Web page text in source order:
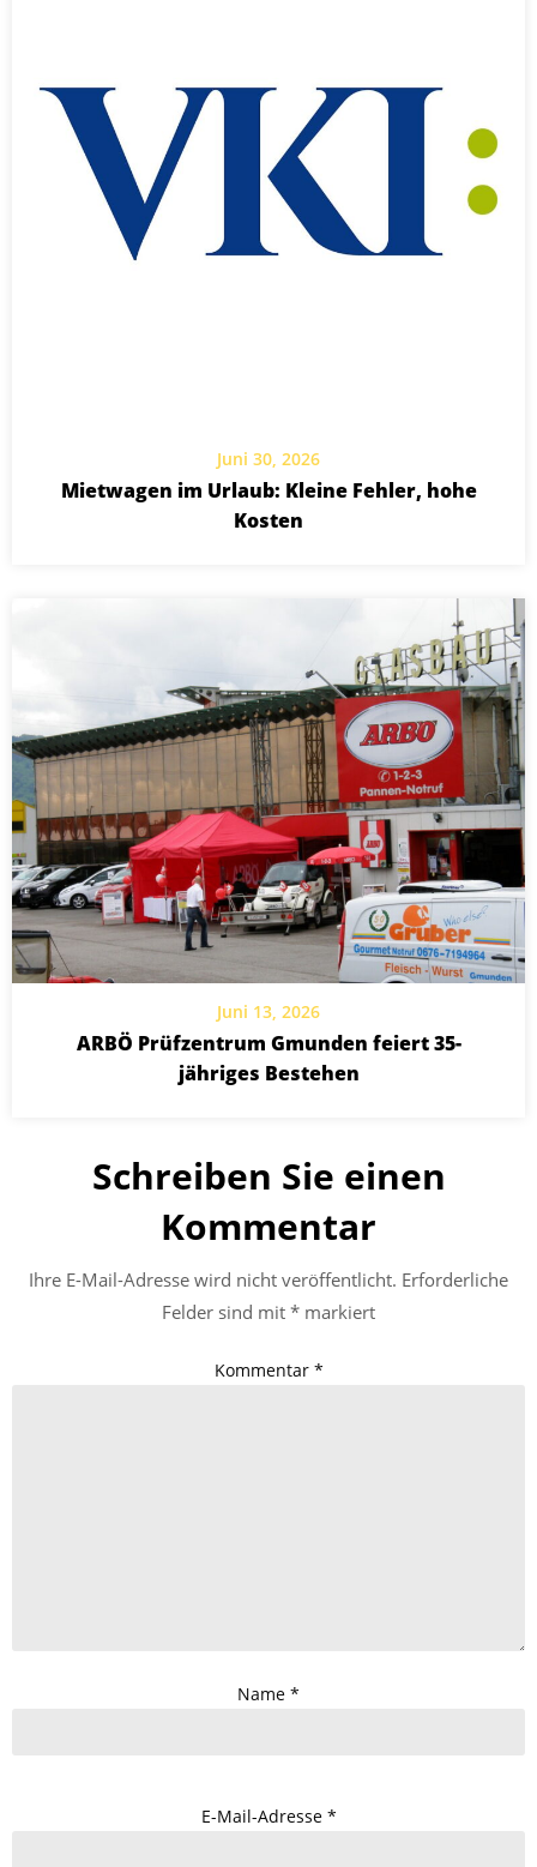
Juni 30, 2026
Mietwagen im Urlaub: Kleine Fehler, hohe
Kosten
Juni 13, 2026
ARBÖ Prüfzentrum Gmunden feiert 35-
jähriges Bestehen
Schreiben Sie einen
Kommentar
Ihre E-Mail-Adresse wird nicht veröffentlicht. Erforderliche
Felder sind mit * markiert
Kommentar *
Name *
E-Mail-Adresse *